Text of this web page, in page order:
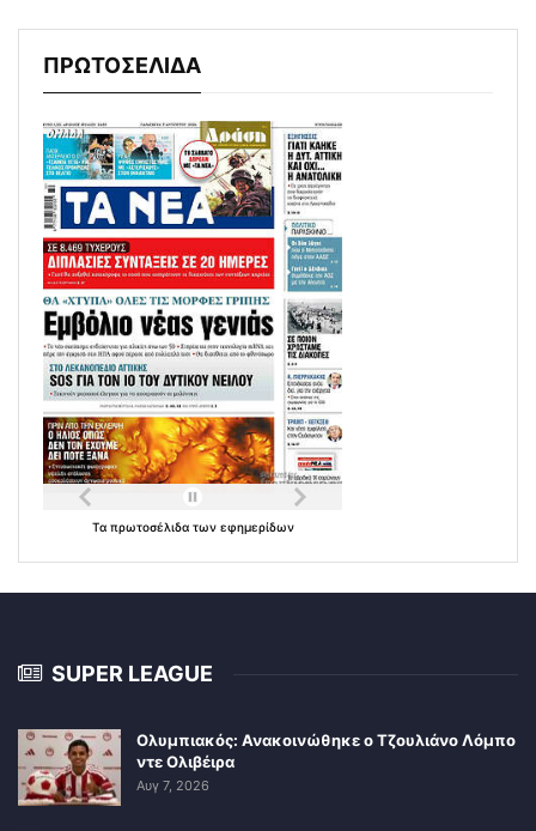
ΠΡΩΤΟΣΕΛΙΔΑ
Τα πρωτοσέλιδα των εφημερίδων
SUPER LEAGUE
Ολυμπιακός: Ανακοινώθηκε ο Τζουλιάνο Λόμπο
ντε Ολιβέιρα
Αυγ 7, 2026